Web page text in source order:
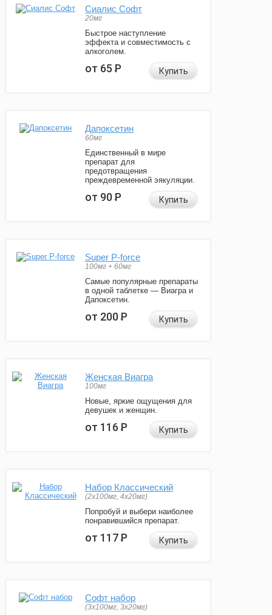
Сиалис Софт
20мг
Быстрое наступление
эффекта и совместимость с
алкоголем.
от 65Р Купить
Дапоксетин
60мг
Единственный в мире
препарат для
предотвращения
преждевременной эякуляции.
от 90Р Купить
Super P-force
100мг + 60мг
Самые популярные препараты
в одной таблетке — Виагра и
Дапоксетин.
от 200Р Купить
Женская Виагра
100мг
Новые, яркие ощущения для
девушек и женщин.
от 116Р Купить
Набор Классический
(2x100мг, 4x20мг)
Попробуй и выбери наиболее
понравившийся препарат.
от 117Р Купить
Софт набор
(3x100мг, 3x20мг)